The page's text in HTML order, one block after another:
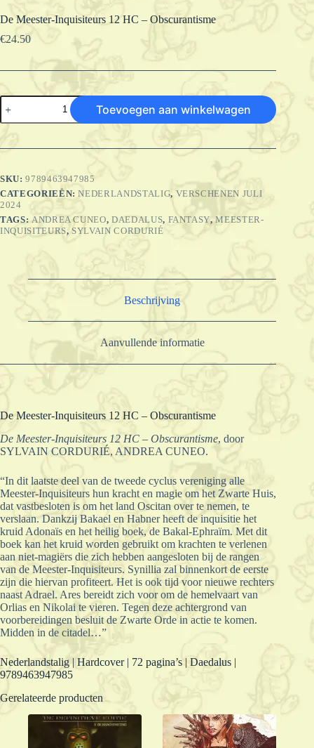
De Meester-Inquisiteurs 12 HC – Obscurantisme
€24.50
De
Meester-
Inquisiteurs
12
HC
aantal
Toevoegen aan winkelwagen
SKU:9789463947985
CATEGORIEËN:NEDERLANDSTALIG, VERSCHENEN JULI
2024
TAGS: ANDREA CUNEO,DAEDALUS, FANTASY,MEESTER-
INQUISITEURS, SYLVAIN CORDURIÉ
Beschrijving
Aanvullende informatie
De Meester-Inquisiteurs 12 HC – Obscurantisme
De Meester-Inquisiteurs 12 HC – Obscurantisme, door
SYLVAIN CORDURIÉ, ANDREA CUNEO.
“In dit laatste deel van de tweede cyclus vereniging alle
Meester-Inquisiteurs hun kracht en magie om het Zwarte Huis,
dat vastbesloten is om het land Oscitan over te nemen, te
verslaan. Dankzij Bakael en Habner heeft de inquisitie het
kruid Adonaïs en het heilig boek, de Bakal-Ephraïm. Met dit
boek kan het kruid worden gebruikt om krachten te verlenen
aan niet-magiërs die zich hebben aangesloten bij de rangen
van de Meester-Inquisiteurs. Synillia zal binnenkort de eerste
zijn die hiervan profiteert. Het is ook tijd voor nieuwe rechters
naast Adrael. Ares bereidt zich voor om de hemelvaart van
Orlias en Nikolai te vieren. Tegen deze achtergrond van
voorbereidingen besluit de Zwarte Orde in actie te komen.
Midden in de citadel…”
Nederlandstalig | Hardcover | 72 pagina’s | Daedalus |
9789463947985
Gerelateerde producten